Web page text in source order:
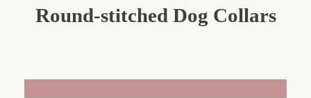
Round-stitched Dog Collars